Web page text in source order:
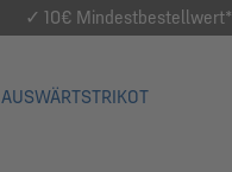
✓ 10€ Mindestbestellwert*
AUSWÄRTSTRIKOT